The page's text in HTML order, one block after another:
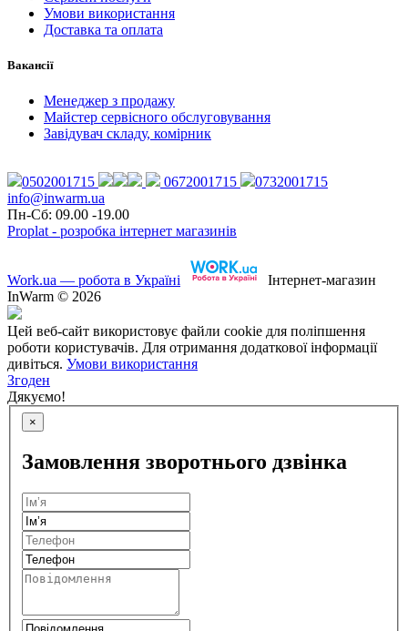
Умови використання
Доставка та оплата
Вакансії
Менеджер з продажу
Майстер сервісного обслуговування
Завідувач складу, комірник
0502001715 0672001715
0732001715
info@inwarm.ua
Пн-Сб: 09.00 -19.00
Proplat - розробка інтернет магазинів
Work.ua — робота в Україні
Інтернет-магазин
InWarm © 2026
Цей веб-сайт використовує файли cookie для поліпшення
роботи користувачів. Для отримання додаткової інформації
дивіться. Умови використання
Згоден
Дякуємо!
×
Замовлення зворотнього дзвінка